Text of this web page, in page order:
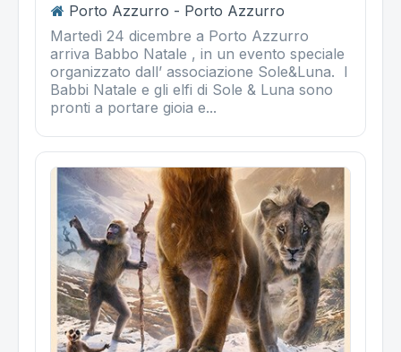
Porto Azzurro - Porto Azzurro
Martedì 24 dicembre a Porto Azzurro
arriva Babbo Natale , in un evento speciale
organizzato dall’ associazione Sole&Luna. I
Babbi Natale e gli elfi di Sole & Luna sono
pronti a portare gioia e...